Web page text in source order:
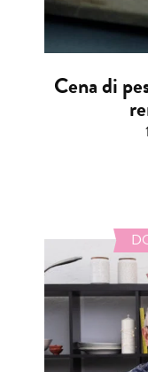
Cena di